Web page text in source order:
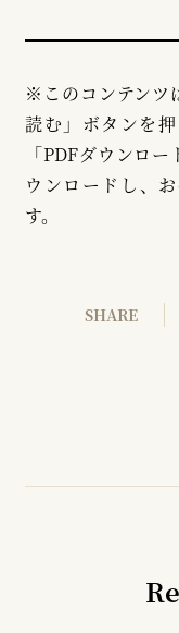
※このコンテンツ
読む」ボタンを
「PDFダウンロ
ウンロードし、
す。
SHARE